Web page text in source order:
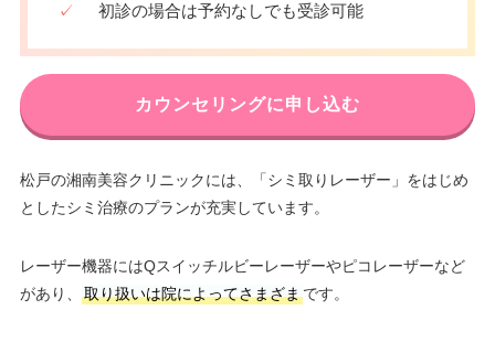
✓ 初診の場合は予約なしでも受診可能
カウンセリングに申し込む
松戸の湘南美容クリニックには、「シミ取りレーザー」をはじめ
としたシミ治療のプランが充実しています。
レーザー機器にはQスイッチルビーレーザーやピコレーザーなど
があり、
取り扱いは院によってさまざまです。